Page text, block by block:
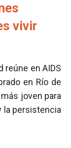
vivir
reúne en AIDS
en Río de
joven para
la persistencia